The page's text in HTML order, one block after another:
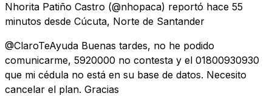
Nhorita Patiño Castro (@nhopaca) reportó hace 55
minutos desde Cúcuta, Norte de Santander
@ClaroTeAyuda Buenas tardes, no he podido
comunicarme, 5920000 no contesta y el 01800930930
que mi cédula no está en su base de datos. Necesito
cancelar el plan. Gracias